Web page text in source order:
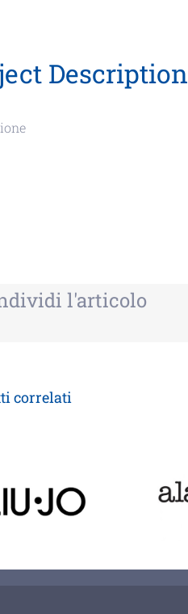
Description
l'articolo
correlati